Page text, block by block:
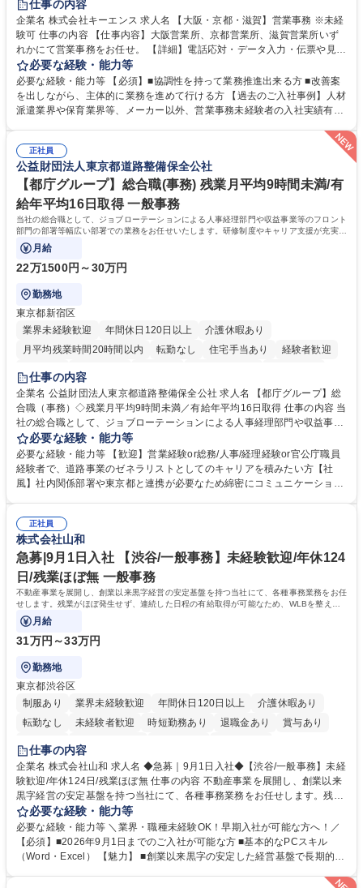
仕事の内容
企業名 株式会社キーエンス 求人名 【大阪・京都・滋賀】営業事務 ※未経
験可 仕事の内容 【仕事内容】大阪営業所、京都営業所、滋賀営業所いず
れかにて営業事務をお任せ。 【詳細】電話応対・データ入力・伝票や見積
の作成・カタログ送付・来客対応・営業所内で発生する事務業務や業務改
善をお任せ。 【教育制度】ご入社後、育成担当とペアになりながらOJTに
て業務を覚えていただくことが可能です。業務システムがきちんと構築さ
れているため、スムーズに仕事に慣れることができる環境です。また、
常に改善を目指す風土のため、安心して業務に取り組んでいただけます。
募集職種 【大阪・京都・滋賀】営業事務 ※未経験可
必要な経験・能力等
必要な経験・能力等 【必須】■協調性を持って業務推進出来る方 ■改善案
を出しながら、主体的に業務を進めて行ける方 【過去のご入社事例】人材
派遣業界や保育業界等、メーカー以外、営業事務未経験者の入社実績有
により、キーエンスの付加価値向上に貢献します。ベースの定型業務に加
えて、お客様や社員の状況に合わせ、能動的なサポート、改善の動きも期
待され。組織を支えるスペシャリストとして、チームに貢献し、結果的に
社員から頼られる存在になることができます。平均19:30の退勤以降の業
務の持ち帰りも禁止されており、メリハリのある働き方となります。 学
歴・資格 学歴：大学院 大学 高専 短大 語学力： 資格：
正社員
公益財団法人東京都道路整備保全公社
【都庁グループ】総合職(事務) 残業月平均9時間未満/有
給年平均16日取得 一般事務
当社の総合職として、ジョブローテーションによる人事経理部門や収益事業等のフロント
部門の部署等幅広い部署での業務をお任せいたします。研修制度やキャリア支援が充実し
ております！ ※下記業務詳細
月給
22万1500円～30万円
勤務地
東京都新宿区
業界未経験歓迎
年間休日120日以上
介護休暇あり
月平均残業時間20時間以内
転勤なし 住宅手当あり
経験者歓迎
研修あり
退職金あり
駅近5分以内
資格取得手当あり 食事補助あり
仕事の内容
企業名 公益財団法人東京都道路整備保全公社 求人名 【都庁グループ】総
合職（事務）◇残業月平均9時間未満／有給年平均16日取得 仕事の内容 当
社の総合職として、ジョブローテーションによる人事経理部門や収益事業
等のフロント部門の部署等幅広い部署での業務をお任せいたします。研修
制度やキャリア支援が充実しております！ ※下記業務詳細 【業務詳細】■
管理部門：広報、人事、経理など当公社の運営に係る管理業務 ■収益部
門：駐車場の新規開拓、管理運営、新宿駅西口広場の「イベントコーナ
道路施設や道路工事現場の見学ツアー事業 ※入社後は上記いずれかの部門
へ配属。※業務内容変更の範囲：会社の定める業務 募集職種 【都庁グル
ープ】総合職（事務）◇残業月平均9時間未満／有給年平均16日取得
必要な経験・能力等
必要な経験・能力等 【歓迎】営業経験or総務/人事/経理経験or官公庁職員
経験者で、道路事業のゼネラリストとしてのキャリアを積みたい方【社
風】社内関係部署や東京都と連携が必要なため綿密にコミュニケーション
部門など多岐に渡る業務を経験できます。 ■様々なプロジェクト：駐車場
事業の他、新宿駅西口広場内に設置された照明を兼ねた広告「ブライトサ
イン」の管理運営を行うなど、事業収益を生み出す活動を積極的に行って
います。 学歴・資格 学歴：大学院 大学 高専 短大 専修学校 高校 語学力：
資格：
正社員
株式会社山和
急募|9月1日入社 【渋谷/一般事務】未経験歓迎/年休124
日/残業ほぼ無 一般事務
不動産事業を展開し、創業以来黒字経営の安定基盤を持つ当社にて、各種事務業務をお任
せします。残業がほぼ発生せず、連続した日程の有給取得が可能なため、WLBを整えた
い方にお勧めの環境です！
月給
31万円～33万円
勤務地
東京都渋谷区
制服あり
業界未経験歓迎 年間休日120日以上
介護休暇あり
転勤なし
未経験者歓迎 時短勤務あり 退職金あり
賞与あり
育休あり
完全週休2日制
仕事の内容
企業名 株式会社山和 求人名 ◆急募｜9月1日入社◆【渋谷/一般事務】未経
験歓迎/年休124日/残業ほぼ無 仕事の内容 不動産事業を展開し、創業以来
黒字経営の安定基盤を持つ当社にて、各種事務業務をお任せします。残業
がほぼ発生せず、連続した日程の有給取得が可能なため、WLBを整えたい
方にお勧めの環境です！ 入社後はOJTを通じて丁寧に研修を行いますの
で、事務未経験の方でも安心して臨むことができます。 【業務詳細】■電
話・来客対応 ■物件の鍵や社内の備品管理 ■データ入力や書類作成 ■契約
必要な経験・能力等
必要な経験・能力等 ＼業界・職種未経験OK！早期入社が可能な方へ！／
【必須】■2026年9月1日までのご入社が可能な方 ■基本的なPCスキル
（Word・Excel） 【魅力】 ■創業以来黒字の安定した経営基盤で長期的に
両立が可能 ■有給取得を積極的に推奨、年間10日程度の取得実績 ■1ヶ月